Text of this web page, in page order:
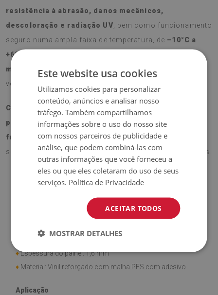
resistência à abrasão, danos mecânicos,
descoloração e radiação UV , bem como funcionamento
seguro numa ampla faixa de temperatura, de –10°C a
+60°C
manualmente sob medida
, oferecendo máxima
versatilidade para qualquer projeto de decoração.
Com instalação rápida e fácil, o Revestimento de
parede em pvc Padrão decorativo combina
funcionalidade, estilo e qualidade, tornando-se uma
solução prática para renovar os seus espaços interiores.
Dimensão do painel: 100x50 cm
♦Espessura do painel: 1,6 mm
♦ Material: Vinil reforçado com malha PES com adesivo
Aplicação
Este website usa cookies
Utilizamos cookies para personalizar
conteúdo, anúncios e analisar nosso
tráfego. Também compartilhamos
informações sobre o uso do nosso site
com nossos parceiros de publicidade e
análise, que podem combiná-las com
outras informações que você forneceu a
eles ou que eles coletaram do uso de seus
serviços. Política de Privacidade
ACEITAR TODOS
MOSTRAR DETALHES